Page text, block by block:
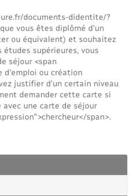
documents-didentite/?
vous êtes diplômé d'un
ou équivalent) et souhaitez
supérieures, vous
séjour <span
d'emploi ou création
justifier d'un certain niveau
demander cette carte si
avec une carte de séjour
span>.